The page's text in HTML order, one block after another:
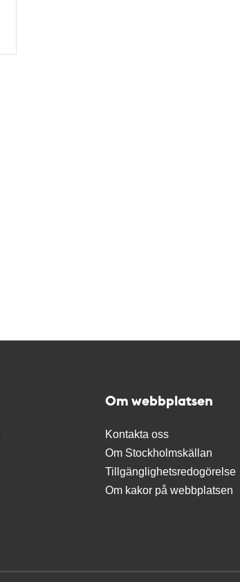
Om webbplatsen
Kontakta oss
Om Stockholmskällan
Tillgänglighetsredogörelse
Om kakor på webbplatsen